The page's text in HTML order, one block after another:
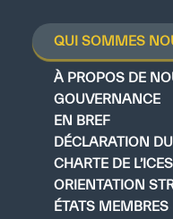
QUI SOMMES
À PROPOS DE
GOUVERNANCE
EN BREF
DÉCLARATION
CHARTE DE
ORIENTATION
ÉTATS MEMBRES